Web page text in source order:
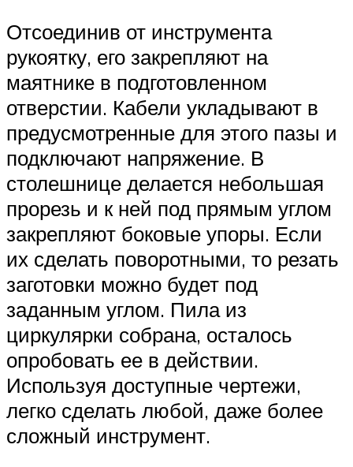
Отсоединив от инструмента
рукоятку, его закрепляют на
маятнике в подготовленном
отверстии. Кабели укладывают в
предусмотренные для этого пазы и
подключают напряжение. В
столешнице делается небольшая
прорезь и к ней под прямым углом
закрепляют боковые упоры. Если
их сделать поворотными, то резать
заготовки можно будет под
заданным углом. Пила из
циркулярки собрана, осталось
опробовать ее в действии.
Используя доступные чертежи,
легко сделать любой, даже более
сложный инструмент.